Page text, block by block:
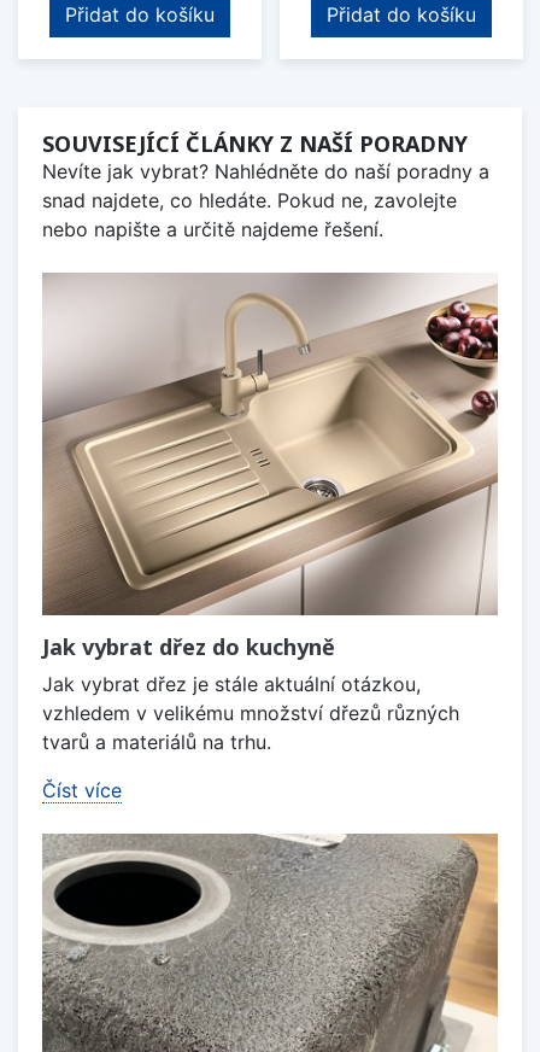
Přidat do košíku Přidat do košíku
SOUVISEJÍCÍ ČLÁNKY Z NAŠÍ PORADNY
Nevíte jak vybrat? Nahlédněte do naší poradny a
snad najdete, co hledáte. Pokud ne, zavolejte
nebo napište a určitě najdeme řešení.
Jak vybrat dřez do kuchyně
Jak vybrat dřez je stále aktuální otázkou,
vzhledem v velikému množství dřezů různých
tvarů a materiálů na trhu.
Číst více